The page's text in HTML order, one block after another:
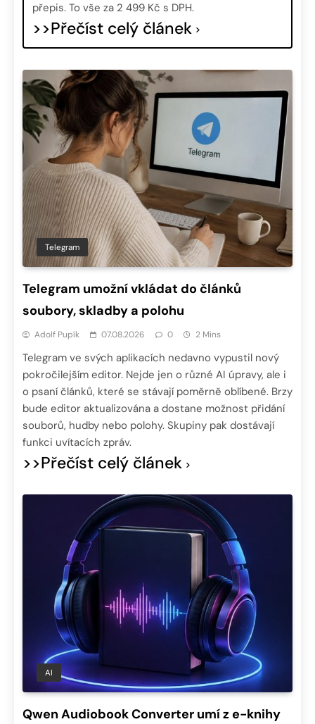
přepis. To vše za 2 499 Kč s DPH.
>>Přečíst celý článek
Telegram
Telegram umožní vkládat do článků
soubory, skladby a polohu
Adolf Pupík 07.08.2026 0 2 Mins
Telegram ve svých aplikacích nedavno vypustil nový
pokročilejším editor. Nejde jen o různé AI úpravy, ale i
o psaní článků, které se stávají poměrně oblíbené. Brzy
bude editor aktualizována a dostane možnost přidání
souborů, hudby nebo polohy. Skupiny pak dostávají
funkci uvítacích zpráv.
>>Přečíst celý článek
AI
Qwen Audiobook Converter umí z e-knihy